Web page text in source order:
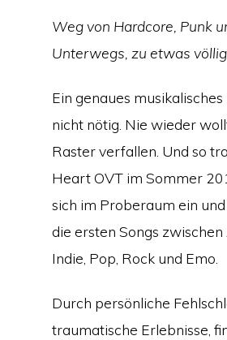
Weg von Hardcore, Punk
Unterwegs, zu etwas völlig
Ein genaues
nicht nötig. Nie wieder
Raster verfallen. Und so
Heart OVT im Sommer
sich im Proberaum ein
die ersten Songs zwischen
Indie, Pop, Rock und Emo.
Durch persönliche
traumatische Erlebnisse,